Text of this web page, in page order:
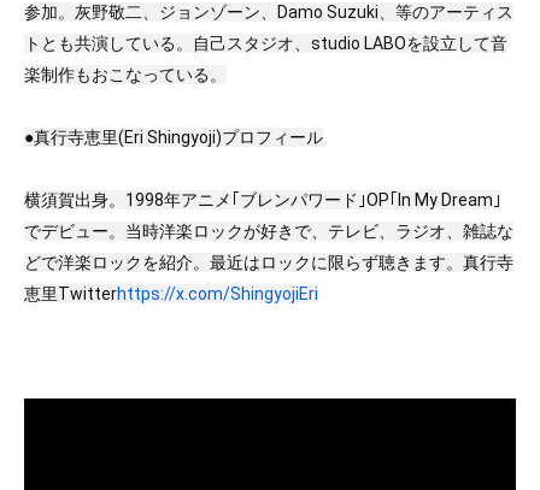
参加。灰野敬二、ジョンゾーン、Damo Suzuki、等のアーティス
トとも共演している。自己スタジオ、studio LABOを設立して音
楽制作もおこなっている。
●真行寺恵里(Eri Shingyoji)プロフィール
横須賀出身。1998年アニメ｢ブレンパワード｣OP｢In My Dream｣
でデビュー。当時洋楽ロックが好きで、テレビ、ラジオ、雑誌な
どで洋楽ロックを紹介。最近はロックに限らず聴きます。真行寺
恵里Twitterhttps://x.com/ShingyojiEri